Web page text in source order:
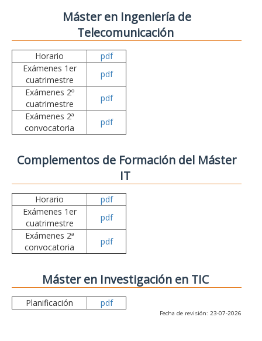
Máster en Ingeniería de
Telecomunicación
Horario
pdf
Exámenes 1er
cuatrimestre
pdf
Exámenes 2º
cuatrimestre
pdf
Exámenes 2ª
convocatoria
pdf
Complementos de Formación del Máster
IT
Horario
pdf
Exámenes 1er
cuatrimestre
pdf
Exámenes 2ª
convocatoria
pdf
Máster en Investigación en TIC
Planificación pdf
Fecha de revisión: 23-07-2026